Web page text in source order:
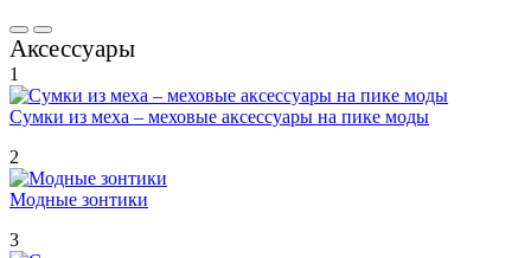
Аксессуары
1
Сумки из меха – меховые аксессуары на пике моды
2
Модные зонтики
3